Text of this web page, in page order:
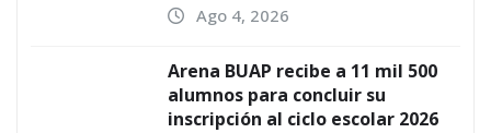
Ago 4, 2026
Arena BUAP recibe a 11 mil 500
alumnos para concluir su
inscripción al ciclo escolar 2026